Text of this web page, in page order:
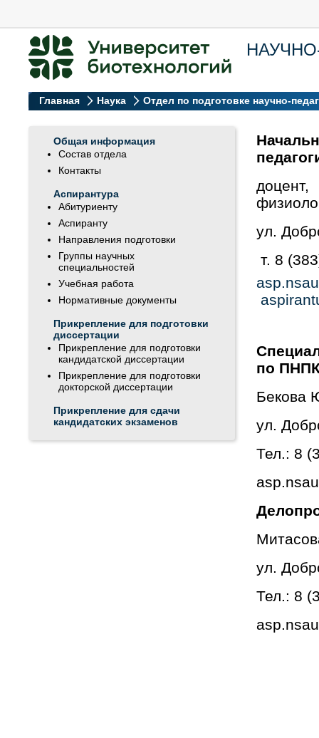
Главная Наука Отдел по подготовке научно-
Общая информация
Состав отдела
Контакты
Аспирантура
Абитуриенту
Аспиранту
Направления подготовки
Группы научных
специальностей
Учебная работа
Нормативные документы
Прикрепление для подготовки
диссертации
Прикрепление для подготовки
кандидатской диссертации
Прикрепление для подготовки
докторской диссертации
Прикрепление для сдачи
кандидатских экзаменов
ул.
т. 8
по
Бекова
ул.
Тел.: 8
ул.
Тел.: 8